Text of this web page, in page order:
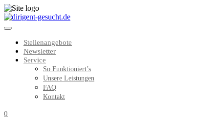
Stellenangebote
Newsletter
Service
So Funktioniert’s
Unsere Leistungen
FAQ
Kontakt
0